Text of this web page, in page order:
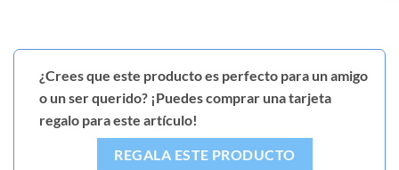
¿Crees que este producto es perfecto para un amigo
o un ser querido? ¡Puedes comprar una tarjeta
regalo para este artículo!
REGALA ESTE PRODUCTO